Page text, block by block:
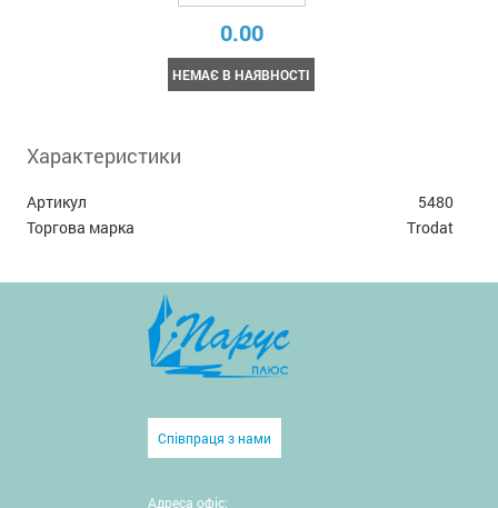
0.00
НЕМАЄ В НАЯВНОСТІ
Характеристики
Артикул
5480
Торгова марка
Trodat
Співпраця з нами
Адреса офіс: